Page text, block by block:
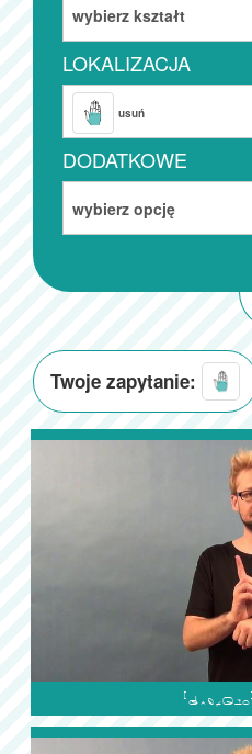
wybierz kształt
LOKALIZACJA
usuń
DODATKOWE
wybierz opcję
Twoje zapytanie: